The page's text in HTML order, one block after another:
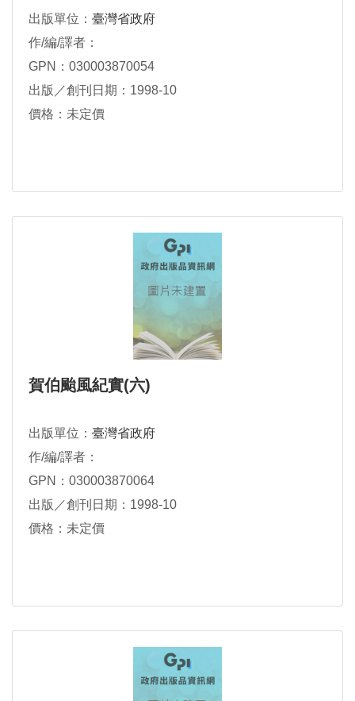
出版單位： 臺灣省政府
作/編/譯者：
GPN：030003870054
出版／創刊日期：1998-10
價格：未定價
賀伯颱風紀實(六)
出版單位： 臺灣省政府
作/編/譯者：
GPN：030003870064
出版／創刊日期：1998-10
價格：未定價